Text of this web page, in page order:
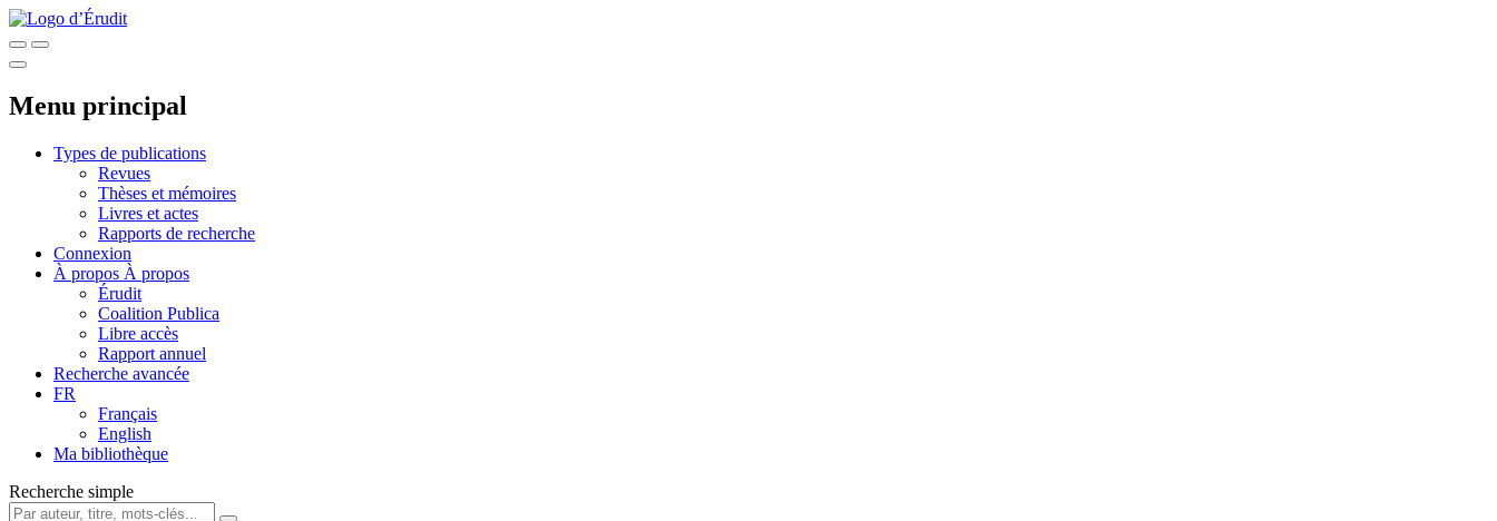
Menu principal
Types de publications
Revues
Thèses et mémoires
Livres et actes
Rapports de recherche
Connexion
À propos À propos
Érudit
Coalition Publica
Libre accès
Rapport annuel
Recherche avancée
FR
Français
English
Ma bibliothèque
Recherche simple